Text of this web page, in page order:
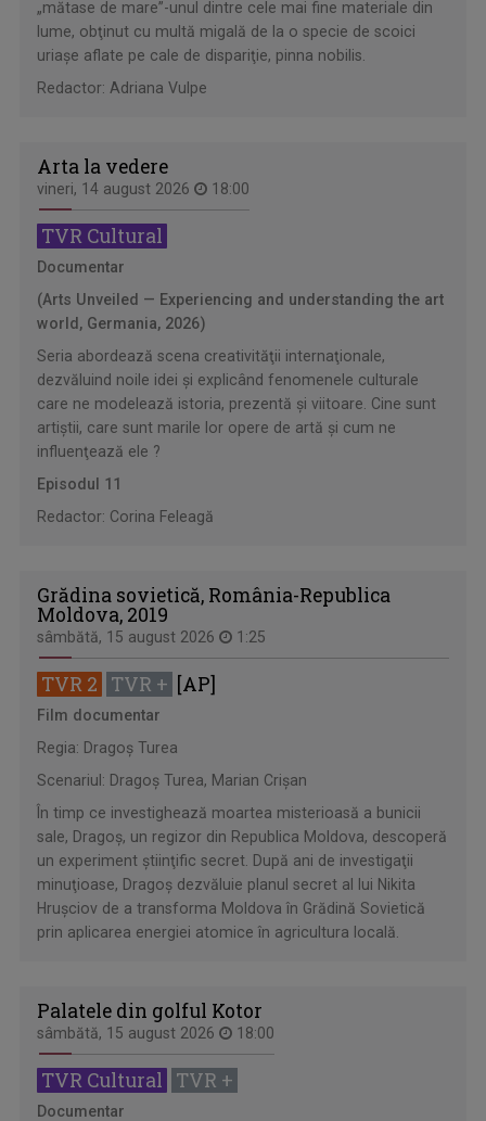
„mătase de mare”-unul dintre cele mai fine materiale din
lume, obţinut cu multă migală de la o specie de scoici
uriaşe aflate pe cale de dispariţie, pinna nobilis.
Redactor: Adriana Vulpe
Arta la vedere
vineri, 14 august 2026 18:00
TVR Cultural
Documentar
(Arts Unveiled — Experiencing and understanding the art
world, Germania, 2026)
Seria abordează scena creativităţii internaţionale,
dezvăluind noile idei şi explicând fenomenele culturale
care ne modelează istoria, prezentă şi viitoare. Cine sunt
artiştii, care sunt marile lor opere de artă şi cum ne
influenţează ele ?
Episodul 11
Redactor: Corina Feleagă
Grădina sovietică, România-Republica
Moldova, 2019
sâmbătă, 15 august 2026 1:25
TVR 2 TVR + [AP]
Film documentar
Regia: Dragoş Turea
Scenariul: Dragoş Turea, Marian Crişan
În timp ce investighează moartea misterioasă a bunicii
sale, Dragoş, un regizor din Republica Moldova, descoperă
un experiment ştiinţific secret. După ani de investigaţii
minuţioase, Dragoş dezvăluie planul secret al lui Nikita
Hruşciov de a transforma Moldova în Grădină Sovietică
prin aplicarea energiei atomice în agricultura locală.
Palatele din golful Kotor
sâmbătă, 15 august 2026 18:00
TVR Cultural TVR +
Documentar